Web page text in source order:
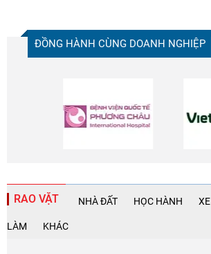
ĐỒNG HÀNH CÙNG DOANH NGHIỆP
RAO VẶT NHÀ ĐẤT HỌC HÀNH XE
LÀM KHÁC